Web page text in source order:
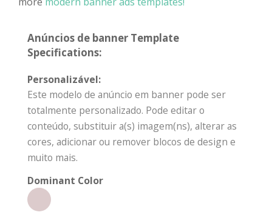
Anúncios de banner Template
Specifications:
Personalizável:
Este modelo de anúncio em banner pode ser
totalmente personalizado. Pode editar o
conteúdo, substituir a(s) imagem(ns), alterar as
cores, adicionar ou remover blocos de design e
muito mais.
Dominant Color